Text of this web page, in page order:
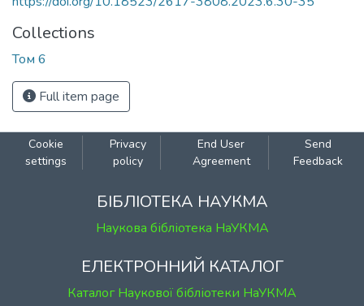
Collections
Том 6
Full item page
Cookie
settings
Privacy
policy
End User
Agreement
Send
Feedback
БІБЛІОТЕКА НАУКМА
Наукова бібліотека НаУКМА
ЕЛЕКТРОННИЙ КАТАЛОГ
Каталог Наукової бібліотеки НаУКМА